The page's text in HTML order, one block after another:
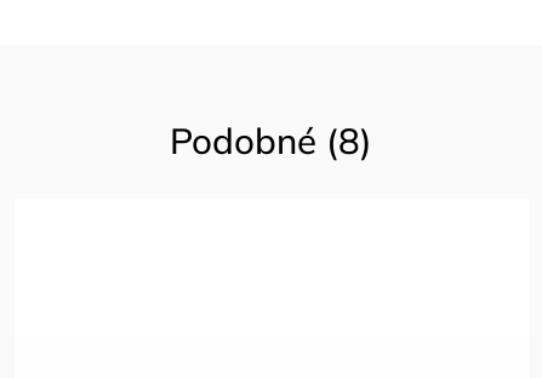
Podobné (8)